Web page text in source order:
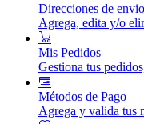
Direcciones de envio
Agrega, edita y/o
Mis Pedidos
Gestiona tus
Métodos de Pago
Agrega y valida tus